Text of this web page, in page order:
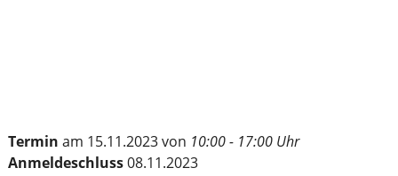
Termin am 15.11.2023 von 10:00 - 17:00 Uhr
Anmeldeschluss08.11.2023